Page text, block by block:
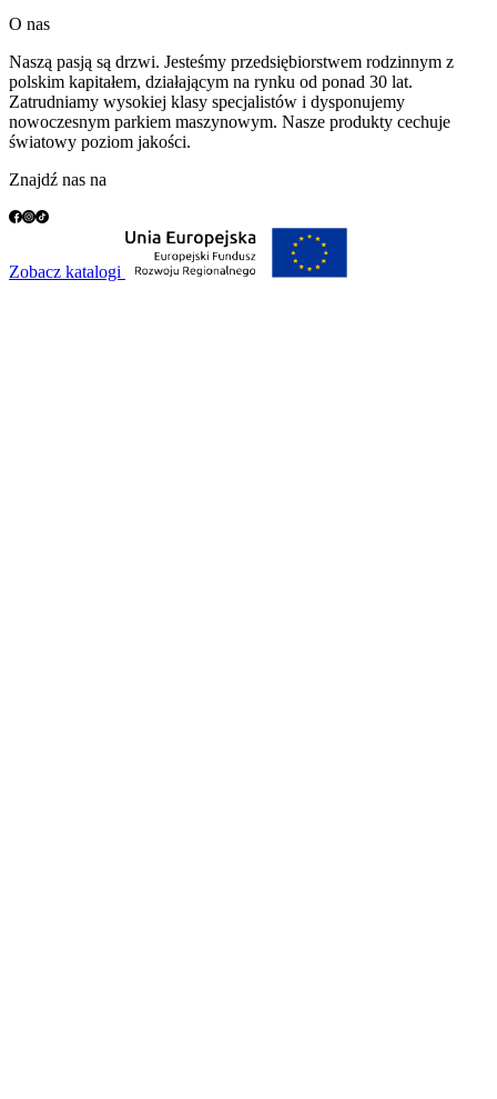
O nas
Naszą pasją są drzwi. Jesteśmy przedsiębiorstwem rodzinnym z
polskim kapitałem, działającym na rynku od ponad 30 lat.
Zatrudniamy wysokiej klasy specjalistów i dysponujemy
nowoczesnym parkiem maszynowym. Nasze produkty cechuje
światowy poziom jakości.
Znajdź nas na
Zobacz katalogi